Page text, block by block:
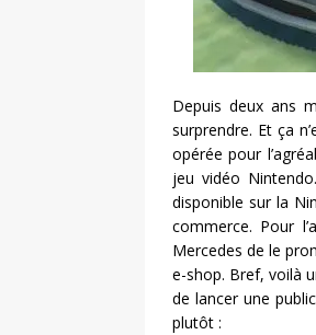
Depuis deux ans
surprendre. Et ça
opérée pour
jeu vidéo
disponible sur la
commerce. Pour
Mercedes de le
e-shop. Bref, voilà
de lancer une
plutôt :